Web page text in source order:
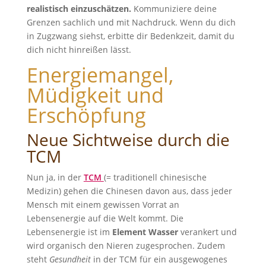
realistisch einzuschätzen. Kommuniziere deine
Grenzen sachlich und mit Nachdruck. Wenn du dich
in Zugzwang siehst, erbitte dir Bedenkzeit, damit du
dich nicht hinreißen lässt.
Energiemangel,
Müdigkeit und
Erschöpfung
Neue Sichtweise durch die
TCM
Nun ja, in der TCM (= traditionell chinesische
Medizin) gehen die Chinesen davon aus, dass jeder
Mensch mit einem gewissen Vorrat an
Lebensenergie auf die Welt kommt. Die
Lebensenergie ist im Element Wasserverankert und
wird organisch den Nieren zugesprochen. Zudem
steht Gesundheitin der TCM für ein ausgewogenes